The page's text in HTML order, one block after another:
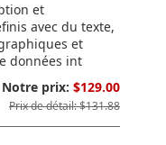
et
avec du texte,
et
données int
Notre prix: $129.00
Prix de détail: $131.88